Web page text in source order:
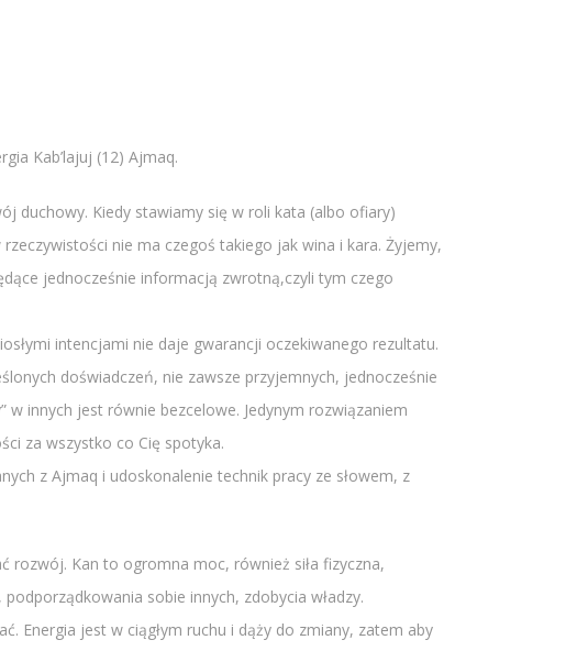
Kab’lajuj (12) Ajmaq.
duchowy. Kiedy stawiamy się w roli kata (albo ofiary)
nie ma czegoś takiego jak wina i kara. Żyjemy,
jednocześnie informacją zwrotną,czyli tym czego
intencjami nie daje gwarancji oczekiwanego rezultatu.
doświadczeń, nie zawsze przyjemnych, jednocześnie
w innych jest równie bezcelowe. Jedynym rozwiązaniem
za wszystko co Cię spotyka.
z Ajmaq i udoskonalenie technik pracy ze słowem, z
rozwój. Kan to ogromna moc, również siła fizyczna,
sobie innych, zdobycia władzy.
Energia jest w ciągłym ruchu i dąży do zmiany, zatem aby